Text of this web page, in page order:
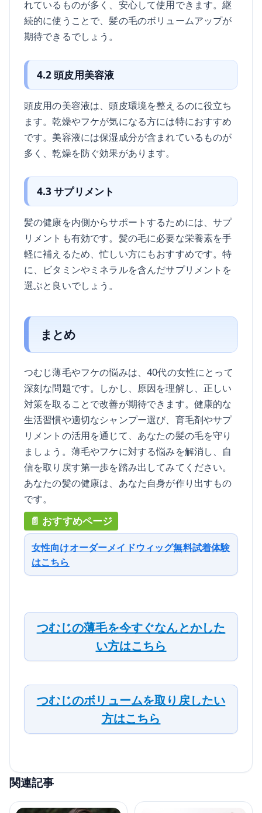
れているものが多く、安心して使用できます。継
続的に使うことで、髪の毛のボリュームアップが
期待できるでしょう。
4.2 頭皮用美容液
頭皮用の美容液は、頭皮環境を整えるのに役立ち
ます。乾燥やフケが気になる方には特におすすめ
です。美容液には保湿成分が含まれているものが
多く、乾燥を防ぐ効果があります。
4.3 サプリメント
髪の健康を内側からサポートするためには、サプ
リメントも有効です。髪の毛に必要な栄養素を手
軽に補えるため、忙しい方にもおすすめです。特
に、ビタミンやミネラルを含んだサプリメントを
選ぶと良いでしょう。
まとめ
つむじ薄毛やフケの悩みは、40代の女性にとって
深刻な問題です。しかし、原因を理解し、正しい
対策を取ることで改善が期待できます。健康的な
生活習慣や適切なシャンプー選び、育毛剤やサプ
リメントの活用を通じて、あなたの髪の毛を守り
ましょう。薄毛やフケに対する悩みを解消し、自
信を取り戻す第一歩を踏み出してみてください。
あなたの髪の健康は、あなた自身が作り出すもの
です。
女性向けオーダーメイドウィッグ無料試着体験
はこちら
つむじの薄毛を今すぐなんとかした
い方はこちら
つむじのボリュームを取り戻したい
方はこちら
関連記事